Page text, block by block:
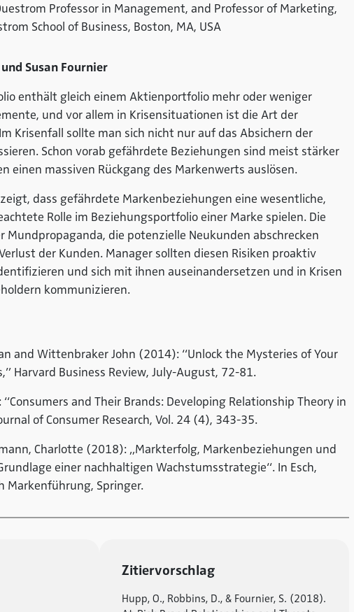
Professor in Management, and Professor of Marketing,
School of Business, Boston, MA, USA
Susan Fournier
enthält gleich einem Aktienportfolio mehr oder weniger
und vor allem in Krisensituationen ist die Art der
Krisenfall sollte man sich nicht nur auf das Absichern der
Schon vorab gefährdete Beziehungen sind meist stärker
einen massiven Rückgang des Markenwerts auslösen.
dass gefährdete Markenbeziehungen eine wesentliche,
Rolle im Beziehungsportfolio einer Marke spielen. Die
Mundpropaganda, die potenzielle Neukunden abschrecken
der Kunden. Manager sollten diesen Risiken proaktiv
und sich mit ihnen auseinandersetzen und in Krisen
kommunizieren.
and Wittenbraker John (2014): “Unlock the Mysteries of Your
Harvard Business Review, July-August, 72-81.
and Their Brands: Developing Relationship Theory in
of Consumer Research, Vol. 24 (4), 343-35.
Charlotte (2018): „Markterfolg, Markenbeziehungen und
einer nachhaltigen Wachstumsstrategie“. In Esch,
Markenführung, Springer.
Zitiervorschlag
Hupp, O., Robbins, D., & Fournier, S. (2018).